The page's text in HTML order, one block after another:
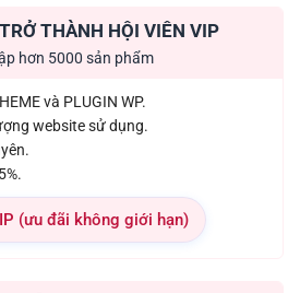
THÀNH HỘI VIÊN VIP
hơn 5000 sản phẩm
và PLUGIN WP.
website sử dụng.
(ưu đãi không giới hạn)